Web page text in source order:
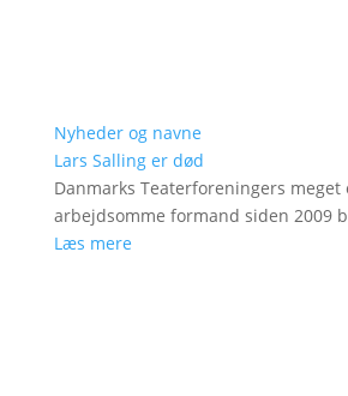
Nyheder og navne
Lars Salling er død
Danmarks Teaterforeningers meget
arbejdsomme formand siden 2009
Læs mere